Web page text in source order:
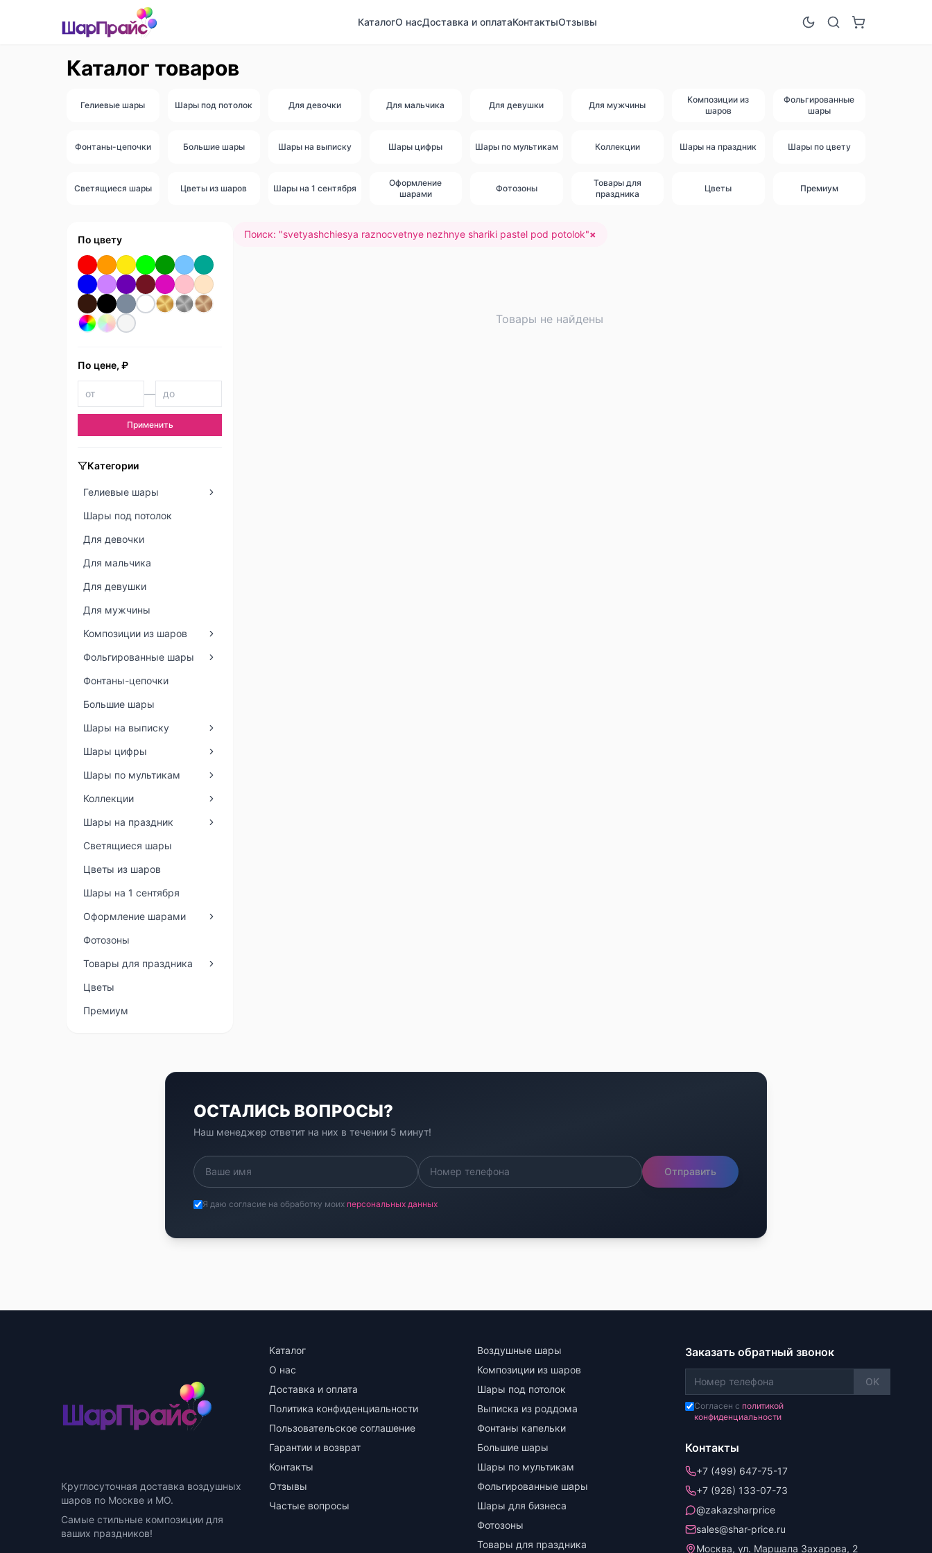
КаталогО насДоставка и оплатаКонтактыОтзывы
Каталог товаров
Гелиевые шары Шары под потолок Для девочки Для мальчика Для девушки Для мужчины
Композиции из
шаров
Фольгированные
шары
Фонтаны-цепочки Большие шары Шары на выписку Шары цифры Шары по мультикам Коллекции Шары на праздник Шары по цвету
Светящиеся шары Цветы из шаров Шары на 1 сентября
Оформление
шарами
Фотозоны
Товары для
праздника
Цветы Премиум
По цвету
По цене, ₽
—
Применить
Категории
Гелиевые шары
Шары под потолок
Для девочки
Для мальчика
Для девушки
Для мужчины
Композиции из шаров
Фольгированные шары
Фонтаны-цепочки
Большие шары
Шары на выписку
Шары цифры
Шары по мультикам
Коллекции
Шары на праздник
Светящиеся шары
Цветы из шаров
Шары на 1 сентября
Оформление шарами
Фотозоны
Товары для праздника
Цветы
Премиум
Поиск: "svetyashchiesya raznocvetnye nezhnye shariki pastel pod potolok"×
Товары не найдены
ОСТАЛИСЬ ВОПРОСЫ?
Наш менеджер ответит на них в течении 5 минут!
Отправить
Я даю согласие на обработку моих персональных данных
Круглосуточная доставка воздушных
шаров по Москве и МО.
Самые стильные композиции для
ваших праздников!
Каталог
О нас
Доставка и оплата
Политика конфиденциальности
Пользовательское соглашение
Гарантии и возврат
Контакты
Отзывы
Частые вопросы
Воздушные шары
Композиции из шаров
Шары под потолок
Выписка из роддома
Фонтаны капельки
Большие шары
Шары по мультикам
Фольгированные шары
Шары для бизнеса
Фотозоны
Товары для праздника
Заказать обратный звонок
OK
Согласен с политикой
конфиденциальности
Контакты
+7 (499) 647-75-17
+7 (926) 133-07-73
@zakazsharprice
sales@shar-price.ru
Москва, ул. Маршала Захарова, 2